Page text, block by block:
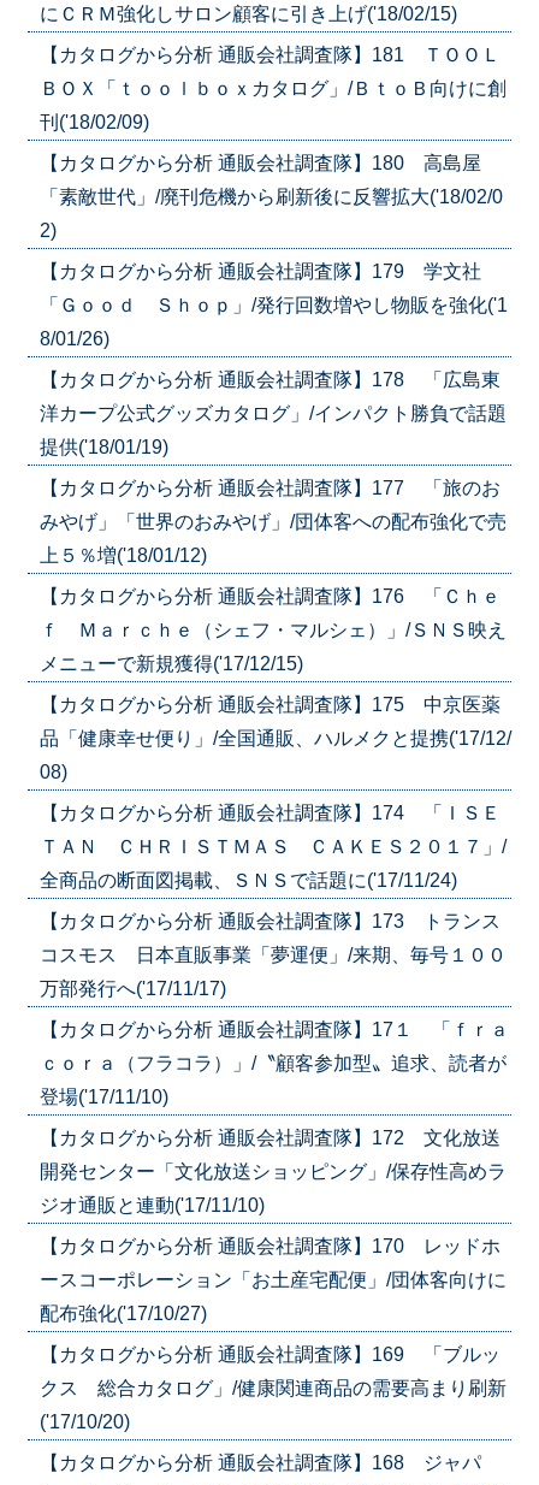
にＣＲＭ強化しサロン顧客に引き上げ('18/02/15)
【カタログから分析 通販会社調査隊】181 ＴＯＯＬ
ＢＯＸ「ｔｏｏｌｂｏｘカタログ」/ＢｔｏＢ向けに創
刊('18/02/09)
【カタログから分析 通販会社調査隊】180 高島屋
「素敵世代」/廃刊危機から刷新後に反響拡大('18/02/0
2)
【カタログから分析 通販会社調査隊】179 学文社
「Ｇｏｏｄ Ｓｈｏｐ」/発行回数増やし物販を強化('1
8/01/26)
【カタログから分析 通販会社調査隊】178 「広島東
洋カープ公式グッズカタログ」/インパクト勝負で話題
提供('18/01/19)
【カタログから分析 通販会社調査隊】177 「旅のお
みやげ」「世界のおみやげ」/団体客への配布強化で売
上５％増('18/01/12)
【カタログから分析 通販会社調査隊】176 「Ｃｈｅ
ｆ Ｍａｒｃｈｅ（シェフ・マルシェ）」/ＳＮＳ映え
メニューで新規獲得('17/12/15)
【カタログから分析 通販会社調査隊】175 中京医薬
品「健康幸せ便り」/全国通販、ハルメクと提携('17/12/
08)
【カタログから分析 通販会社調査隊】174 「ＩＳＥ
ＴＡＮ ＣＨＲＩＳＴＭＡＳ ＣＡＫＥＳ２０１７」/
全商品の断面図掲載、ＳＮＳで話題に('17/11/24)
【カタログから分析 通販会社調査隊】173 トランス
コスモス 日本直販事業「夢運便」/来期、毎号１００
万部発行へ('17/11/17)
【カタログから分析 通販会社調査隊】17１ 「ｆｒａ
ｃｏｒａ（フラコラ）」/〝顧客参加型〟追求、読者が
登場('17/11/10)
【カタログから分析 通販会社調査隊】172 文化放送
開発センター「文化放送ショッピング」/保存性高めラ
ジオ通販と連動('17/11/10)
【カタログから分析 通販会社調査隊】170 レッドホ
ースコーポレーション「お土産宅配便」/団体客向けに
配布強化('17/10/27)
【カタログから分析 通販会社調査隊】169 「ブルッ
クス 総合カタログ」/健康関連商品の需要高まり刷新
('17/10/20)
【カタログから分析 通販会社調査隊】168 ジャパ